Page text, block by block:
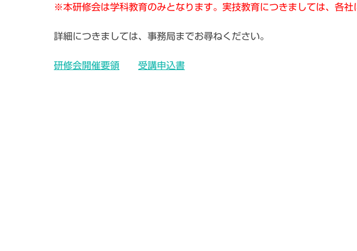
※本研修会は学科教育のみとなります。実技教育につきましては、各社
詳細につきましては、事務局までお尋ねください。
研修会開催要領 受講申込書